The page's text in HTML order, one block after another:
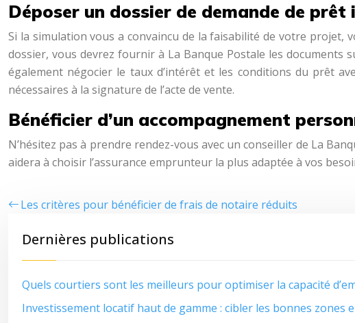
Déposer un dossier de demande de prêt
Si la simulation vous a convaincu de la faisabilité de votre projet,
dossier, vous devrez fournir à La Banque Postale les
également négocier le taux d’intérêt et les conditions du prêt
nécessaires à la signature de l’acte de vente.
Bénéficier d’un accompagnement
N’hésitez pas à prendre rendez-vous avec un conseiller de La
aidera à choisir l’assurance emprunteur la plus adaptée à vos
Les critères pour bénéficier de frais de notaire réduits
Dernières publications
Quels courtiers sont les meilleurs pour optimiser la capacité
Investissement locatif haut de gamme : cibler les bonnes zones